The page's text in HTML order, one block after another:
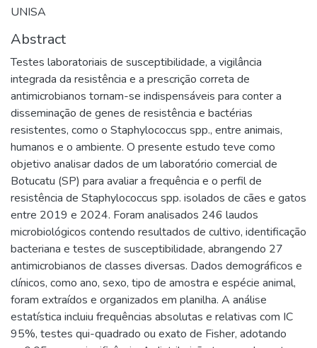
UNISA
Abstract
Testes laboratoriais de susceptibilidade, a vigilância
integrada da resistência e a prescrição correta de
antimicrobianos tornam-se indispensáveis para conter a
disseminação de genes de resistência e bactérias
resistentes, como o Staphylococcus spp., entre animais,
humanos e o ambiente. O presente estudo teve como
objetivo analisar dados de um laboratório comercial de
Botucatu (SP) para avaliar a frequência e o perfil de
resistência de Staphylococcus spp. isolados de cães e gatos
entre 2019 e 2024. Foram analisados 246 laudos
microbiológicos contendo resultados de cultivo, identificação
bacteriana e testes de susceptibilidade, abrangendo 27
antimicrobianos de classes diversas. Dados demográficos e
clínicos, como ano, sexo, tipo de amostra e espécie animal,
foram extraídos e organizados em planilha. A análise
estatística incluiu frequências absolutas e relativas com IC
95%, testes qui-quadrado ou exato de Fisher, adotando